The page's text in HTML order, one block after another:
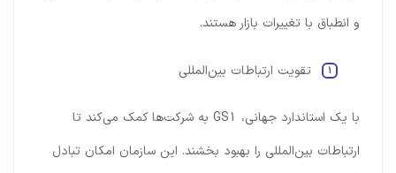
و انطباق با تغییرات بازار هستند.
تقویت ارتباطات بین‌المللی
با یک استاندارد جهانی، GS1 به شرکت‌ها کمک می‌کند تا
ارتباطات بین‌المللی را بهبود بخشند. این سازمان امکان تبادل